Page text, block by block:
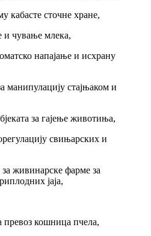
кабасте сточне хране,
и чување млека,
напајање и исхрану
манипулацију стајњаком и
за гајење животиња,
свињарских и
живинарске фарме за
јаја,
превоз кошница пчела,